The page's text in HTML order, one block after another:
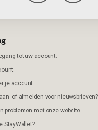
tot uw account.
je account
of afmelden voor nieuwsbrieven?
problemen met onze website.
StayWallet?